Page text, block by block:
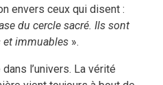
envers ceux qui disent :
du cercle sacré. Ils sont
et immuables ».
l’univers. La vérité